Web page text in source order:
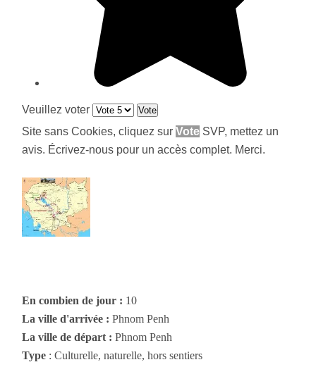
Veuillez voter
Site sans Cookies, cliquez surVote SVP, mettez un
avis. Écrivez-nous pour un accès complet. Merci.
En combien de jour : 10
La ville d'arrivée :Phnom Penh
La ville de départ :Phnom Penh
Type : Culturelle, naturelle, hors sentiers